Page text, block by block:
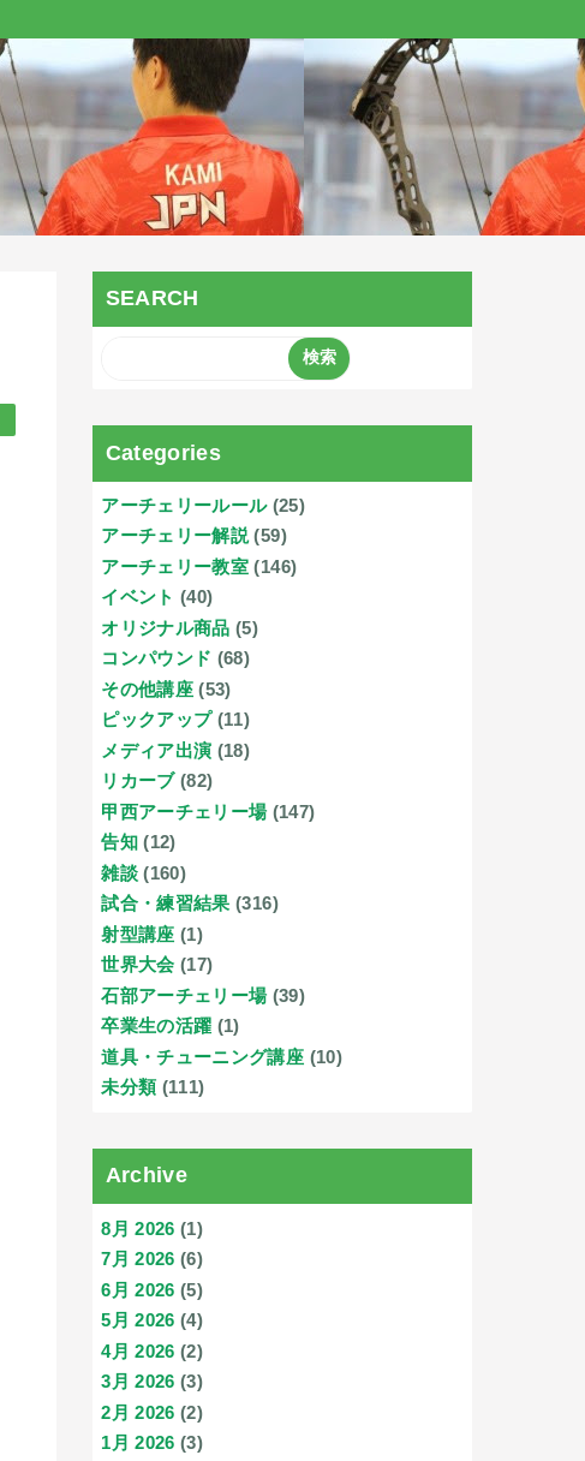
SEARCH
Categories
アーチェリールール (25)
アーチェリー解説 (59)
アーチェリー教室 (146)
イベント (40)
オリジナル商品 (5)
コンパウンド (68)
その他講座 (53)
ピックアップ (11)
メディア出演 (18)
リカーブ (82)
甲西アーチェリー場 (147)
告知 (12)
雑談 (160)
試合・練習結果 (316)
射型講座 (1)
世界大会 (17)
石部アーチェリー場 (39)
卒業生の活躍 (1)
道具・チューニング講座 (10)
未分類 (111)
Archive
8月 2026 (1)
7月 2026 (6)
6月 2026 (5)
5月 2026 (4)
4月 2026 (2)
3月 2026 (3)
2月 2026 (2)
1月 2026 (3)